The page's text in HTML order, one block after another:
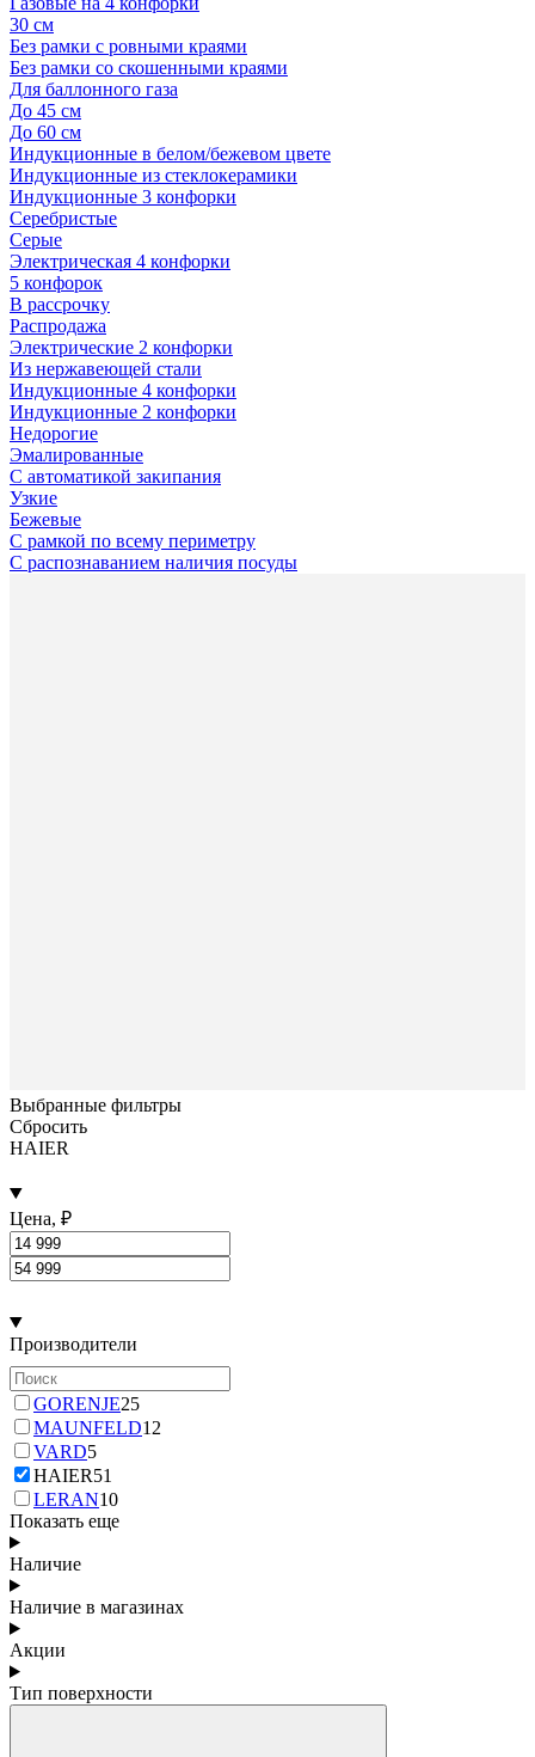
30 см
Без рамки с ровными краями
Без рамки со скошенными краями
Для баллонного газа
До 45 см
До 60 см
Индукционные в белом/бежевом цвете
Индукционные из стеклокерамики
Индукционные 3 конфорки
Серебристые
Серые
Электрическая 4 конфорки
5 конфорок
В рассрочку
Распродажа
Электрические 2 конфорки
Из нержавеющей стали
Индукционные 4 конфорки
Индукционные 2 конфорки
Недорогие
Эмалированные
С автоматикой закипания
Узкие
Бежевые
С рамкой по всему периметру
С распознаванием наличия посуды
Выбранные фильтры
Сбросить
HAIER
Цена, ₽
Производители
GORENJE25
MAUNFELD12
VARD5
HAIER51
LERAN10
Показать еще
Наличие
Наличие в магазинах
Акции
Тип поверхности